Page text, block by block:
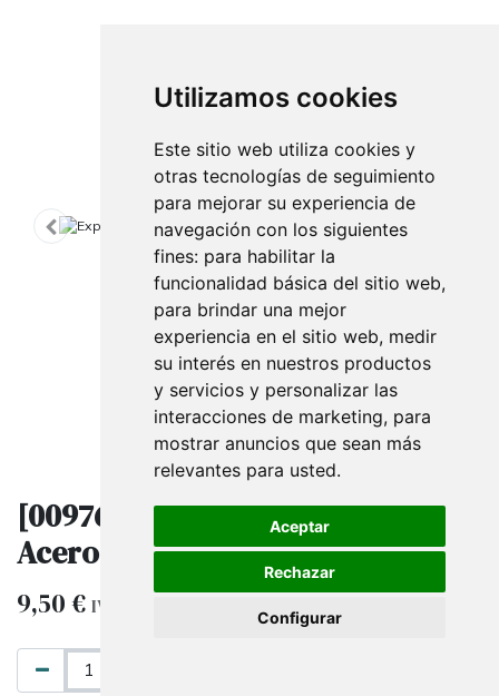
Utilizamos cookies
Este sitio web utiliza cookies y
otras tecnologías de seguimiento
para mejorar su experiencia de
navegación con los siguientes
fines: para habilitar la
funcionalidad básica del sitio web,
para brindar una mejor
experiencia en el sitio web, medir
su interés en nuestros productos
y servicios y personalizar las
interacciones de marketing, para
mostrar anuncios que sean más
relevantes para usted.
Aceptar
Rechazar
Configurar
[009761] Expositor de Calzado en
Acero Mate, Altura Regulable
9,50€ IVA excluido